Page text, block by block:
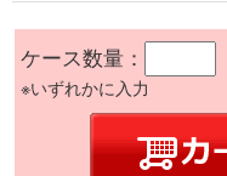
ケース数量：
※いずれかに入力